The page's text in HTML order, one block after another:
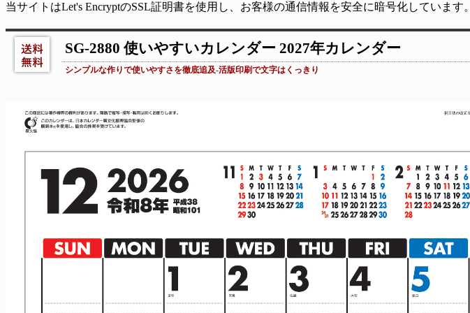
当サイトはLet's EncryptのSSL証明書を使用し、お客様の通信情報を安全に暗号化しています。
SG-2880 使いやすいカレンダー 2027年カレンダー
シンプルな作りで使いやすさを徹底追及-活版印刷で文字はくっきり